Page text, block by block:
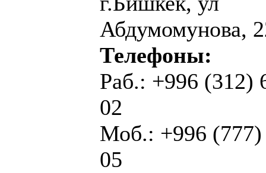
Абдумомунова,
Телефоны:
Раб.: +996 (312)
02
Моб.: +996 (777)
05